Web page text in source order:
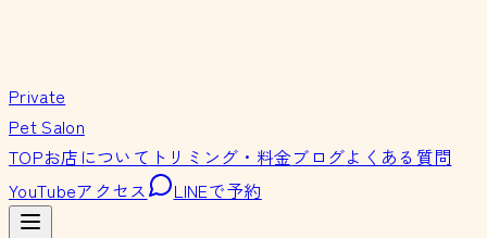
Private
Pet Salon
TOPお店について トリミング・料金ブログよくある質問
YouTubeアクセス LINEで予約